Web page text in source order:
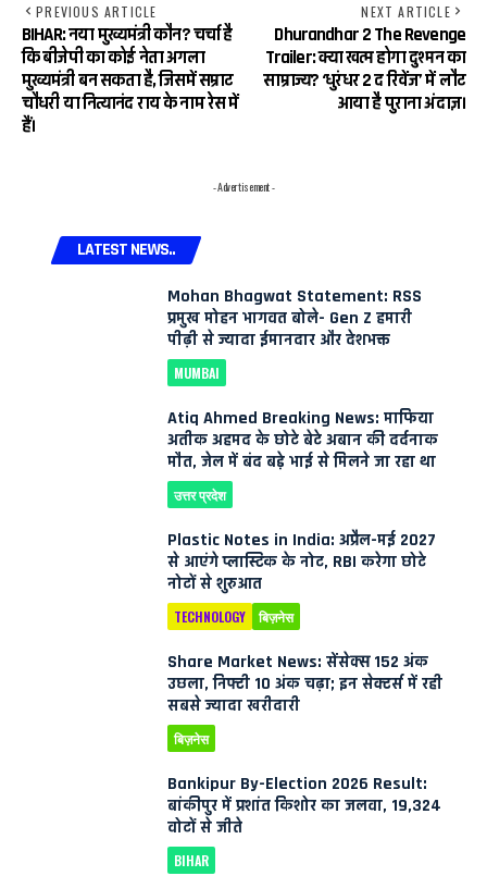
PREVIOUS ARTICLE
BIHAR: नया मुख्यमंत्री कौन? चर्चा है
कि बीजेपी का कोई नेता अगला
मुख्यमंत्री बन सकता है, जिसमें सम्राट
चौधरी या नित्यानंद राय के नाम रेस में
हैं।
NEXT ARTICLE
Dhurandhar 2 The Revenge
Trailer: क्या खत्म होगा दुश्मन का
साम्राज्य? ‘धुरंधर 2 द रिवेंज’ में लौट
आया है पुराना अंदाज़।
- Advertisement -
LATEST NEWS..
Mohan Bhagwat Statement: RSS
प्रमुख मोहन भागवत बोले- Gen Z हमारी
पीढ़ी से ज्यादा ईमानदार और देशभक्त
MUMBAI
Atiq Ahmed Breaking News: माफिया
अतीक अहमद के छोटे बेटे अबान की दर्दनाक
मौत, जेल में बंद बड़े भाई से मिलने जा रहा था
उत्तर प्रदेश
Plastic Notes in India: अप्रैल-मई 2027
से आएंगे प्लास्टिक के नोट, RBI करेगा छोटे
नोटों से शुरुआत
TECHNOLOGY बिज़नेस
Share Market News: सेंसेक्स 152 अंक
उछला, निफ्टी 10 अंक चढ़ा; इन सेक्टर्स में रही
सबसे ज्यादा खरीदारी
बिज़नेस
Bankipur By-Election 2026 Result:
बांकीपुर में प्रशांत किशोर का जलवा, 19,324
वोटों से जीते
BIHAR